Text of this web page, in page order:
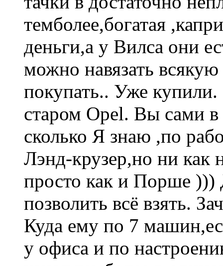
темболее,богатая
деньги,а у Вилса они
можно навязать
покупать.. Уже купили.
старом Opel. Вы сами
сколько Я знаю ,по
Лэнд-крузер,но ни как
просто как и Порше )))
позволить всё взять.
Куда ему по 7
у офиса и по